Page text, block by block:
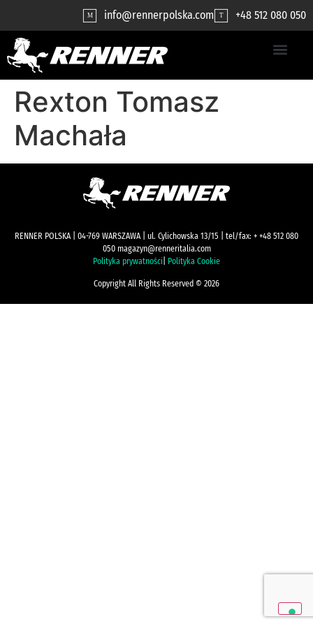
M info@rennerpolska.com T +48 512 080 050
Rexton Tomasz
Machała
RENNER POLSKA | 04-769 WARSZAWA | ul. Cylichowska 13/15 | tel/fax: + +48 512 080
050 magazyn@renneritalia.com
Polityka prywatności
Polityka Cookie
Copyright All Rights Reserved © 2026